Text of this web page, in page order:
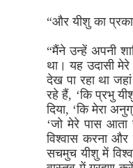
“और यीशु का
“मैंने उन्हें अपनी
था। यह उदासी
देख पा रहा था
रहे हैं, ‘कि प्रभु
दिया, ‘कि मेरा
‘जो मेरे पास आता
विश्वास करना
सचमुच यीशु में